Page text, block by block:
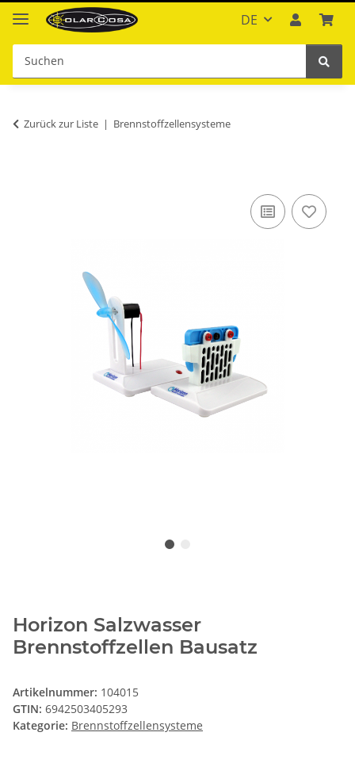
DE
Zurück zur Liste Brennstoffzellensysteme
Horizon Salzwasser
Brennstoffzellen Bausatz
Artikelnummer: 104015
GTIN: 6942503405293
Kategorie: Brennstoffzellensysteme